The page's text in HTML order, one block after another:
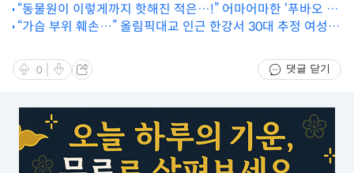
가고 싶은 이유: 이 교수가 있기 때문이다
“동물원이 이렇게까지 핫해진 적은…!” 어마어마한 ‘푸바오 효
과’로 강철원 사육사와 전 직원이 받게된 건 내가 다 뿌듯하다
“가슴 부위 훼손…” 올림픽대교 인근 한강서 30대 추정 여성의
0 댓글 닫기